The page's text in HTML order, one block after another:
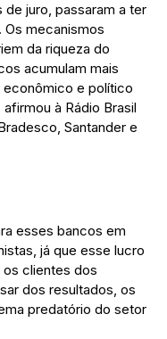
juro, passaram a ter
mecanismos
da riqueza do
acumulam mais
e político
à Rádio Brasil
Santander e
esses bancos em
já que esse lucro
clientes dos
dos resultados, os
predatório do setor